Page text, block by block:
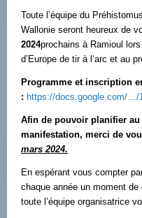
Toute l’équipe du
Wallonie seront heureux de
2024prochains à Ramioul
d’Europe de tir à l’arc et au
Programme et inscription
: https://docs.google.com/
Afin de pouvoir planifier au
manifestation, merci de
mars 2024.
En espérant vous compter
chaque année un moment
toute l’équipe organisatrice